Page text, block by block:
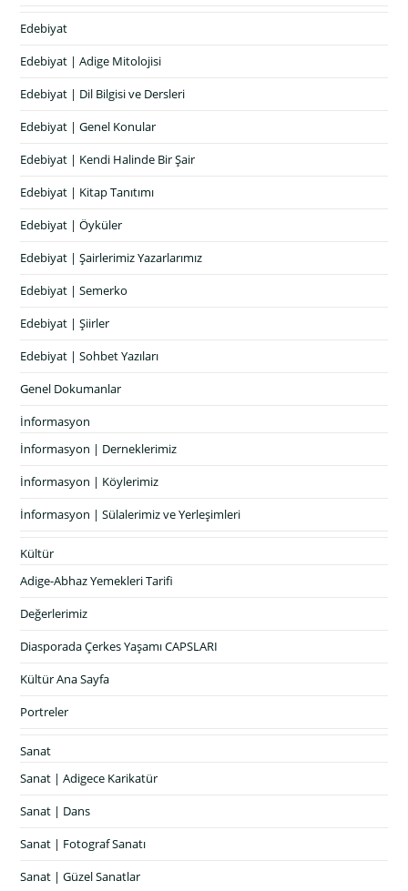
Edebiyat
Edebiyat | Adige Mitolojisi
Edebiyat | Dil Bilgisi ve Dersleri
Edebiyat | Genel Konular
Edebiyat | Kendi Halinde Bir Şair
Edebiyat | Kitap Tanıtımı
Edebiyat | Öyküler
Edebiyat | Şairlerimiz Yazarlarımız
Edebiyat | Semerko
Edebiyat | Şiirler
Edebiyat | Sohbet Yazıları
Genel Dokumanlar
İnformasyon
İnformasyon | Derneklerimiz
İnformasyon | Köylerimiz
İnformasyon | Sülalerimiz ve Yerleşimleri
Kültür
Adige-Abhaz Yemekleri Tarifi
Değerlerimiz
Diasporada Çerkes Yaşamı CAPSLARI
Kültür Ana Sayfa
Portreler
Sanat
Sanat | Adigece Karikatür
Sanat | Dans
Sanat | Fotograf Sanatı
Sanat | Güzel Sanatlar